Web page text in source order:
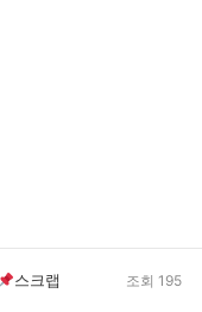
스크랩 조회 195